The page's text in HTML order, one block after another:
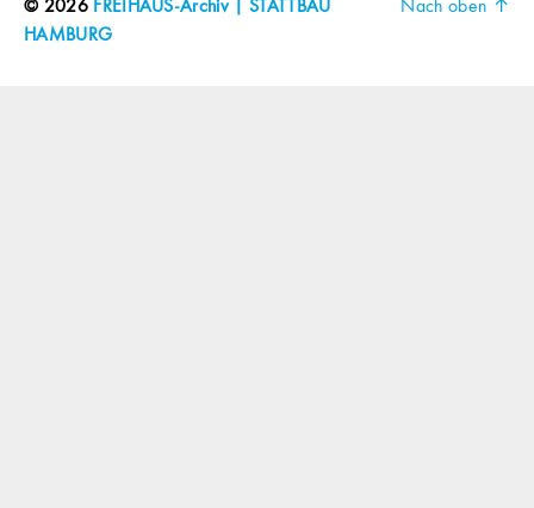
© 2026 FREIHAUS-Archiv | STATTBAU
HAMBURG
Nach oben ↑